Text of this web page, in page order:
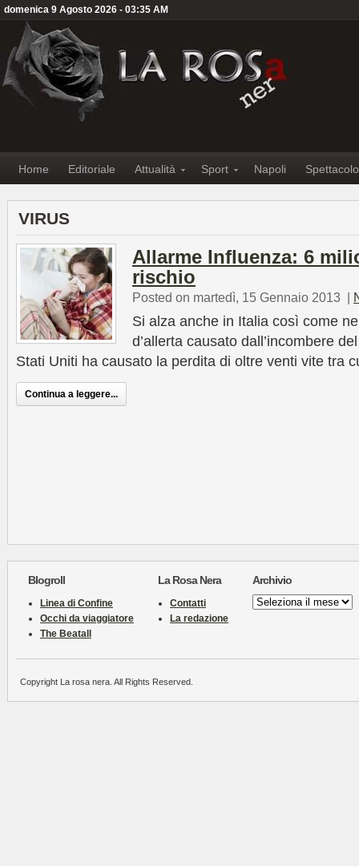
domenica 9 Agosto 2026 - 03:35 AM
Home Editoriale Attualità Sport Napoli Spettacolo
VIRUS
Allarme Influenza: 6
rischio
Posted on martedì, 15 Gennaio 2013 |
Si alza anche in Italia così come
d’allerta causato dall’incombere
Stati Uniti ha causato la perdita di oltre venti vite tra
Continua a leggere...
Blogroll
Linea di Confine
Occhi da viaggiatore
The Beatall
La Rosa Nera
Contatti
La redazione
Archivio
Archivio
Copyright La rosa nera. All Rights Reserved.